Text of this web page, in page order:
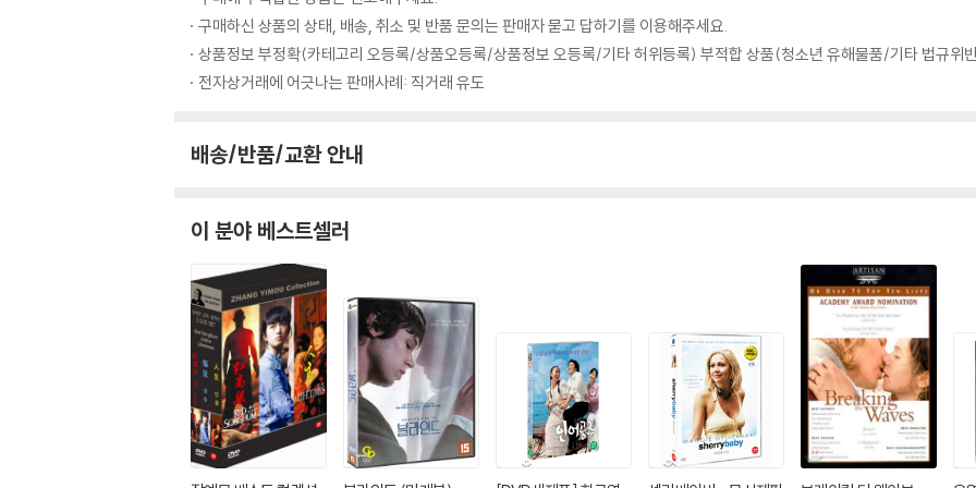
구매하신 상품의 상태, 배송, 취소 및 반품 문의는 판매자 묻고 답하기를 이용해주세요.
상품정보 부정확(카테고리 오등록/상품오등록/상품정보 오등록/기타 허위등록) 부적합 상품(청소년 유해물품/기타 법규위
전자상거래에 어긋나는 판매사례: 직거래 유도
배송/반품/교환 안내
이 분야 베스트셀러